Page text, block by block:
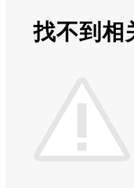
找不到相